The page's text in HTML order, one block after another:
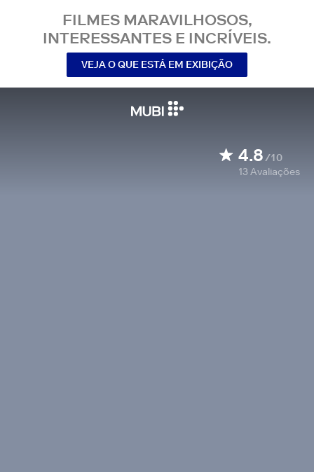
FILMES MARAVILHOSOS,
INTERESSANTES E INCRÍVEIS.
VEJA O QUE ESTÁ EM EXIBIÇÃO
4.8/10
13Avaliações